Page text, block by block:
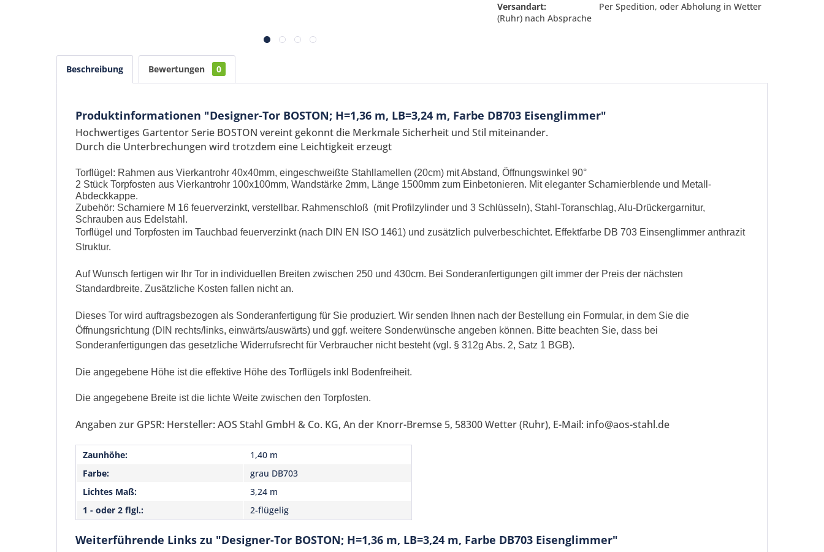
Ich habe dieDatenschutzerklärunggelesen, verstanden
Versandart:
Per Spedition, oder Abholung in Wetter
(Ruhr) nach Absprache
Beschreibung Bewertungen 0
Produktinformationen "Designer-Tor BOSTON; H=1,36 m, LB=3,24 m, Farbe DB703 Eisenglimmer"
Hochwertiges Gartentor Serie BOSTON vereint gekonnt die Merkmale Sicherheit und Stil miteinander.
Durch die Unterbrechungen wird trotzdem eine Leichtigkeit erzeugt
Torflügel: Rahmen aus Vierkantrohr 40x40mm, eingeschweißte Stahllamellen (20cm) mit Abstand, Öffnungswinkel 90°
2 Stück Torpfosten aus Vierkantrohr 100x100mm, Wandstärke 2mm, Länge 1500mm zum Einbetonieren. Mit eleganter Scharnierblende und Metall-
Abdeckkappe.
Zubehör: Scharniere M 16 feuerverzinkt, verstellbar. Rahmenschloß (mit Profilzylinder und 3 Schlüsseln), Stahl-Toranschlag, Alu-Drückergarnitur,
Schrauben aus Edelstahl.
Torflügel und Torpfosten im Tauchbad feuerverzinkt (nach DIN EN ISO 1461) und zusätzlich pulverbeschichtet. Effektfarbe DB 703 Einsenglimmer anthrazit
Struktur.
Auf Wunsch fertigen wir Ihr Tor in individuellen Breiten zwischen 250 und 430cm. Bei Sonderanfertigungen gilt immer der Preis der nächsten
Standardbreite. Zusätzliche Kosten fallen nicht an.
Dieses Tor wird auftragsbezogen als Sonderanfertigung für Sie produziert. Wir senden Ihnen nach der Bestellung ein Formular, in dem Sie die
Öffnungsrichtung (DIN rechts/links, einwärts/auswärts) und ggf. weitere Sonderwünsche angeben können. Bitte beachten Sie, dass bei
Sonderanfertigungen das gesetzliche Widerrufsrecht für Verbraucher nicht besteht (vgl. § 312g Abs. 2, Satz 1 BGB).
Die angegebene Höhe ist die effektive Höhe des Torflügels inkl Bodenfreiheit.
Die angegebene Breite ist die lichte Weite zwischen den Torpfosten.
Angaben zur GPSR: Hersteller: AOS Stahl GmbH & Co. KG, An der Knorr-Bremse 5, 58300 Wetter (Ruhr), E-Mail: info@aos-stahl.de
Zaunhöhe:
1,40 m
Farbe:
grau DB703
Lichtes Maß:
3,24 m
1 - oder 2 flgl.:
2-flügelig
Weiterführende Links zu "Designer-Tor BOSTON; H=1,36 m, LB=3,24 m, Farbe DB703 Eisenglimmer"